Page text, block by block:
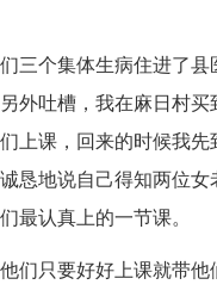
个集体生病住进了县
外吐槽，我在麻日村
上课，回来的时候我
恳地说自己得知两位
最认真上的一节课。
只要好好上课就带他